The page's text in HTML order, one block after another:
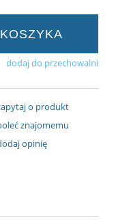
dodaj do przechowalni
o produkt
znajomemu
opinię